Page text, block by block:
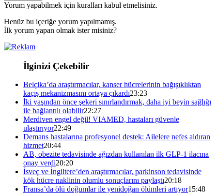
Yorum yapabilmek için kuralları kabul etmelisiniz.
Henüz bu içeriğe yorum yapılmamış.
İlk yorum yapan olmak ister misiniz?
İlginizi Çekebilir
Belçika’da araştırmacılar, kanser hücrelerinin bağışıklıktan
kaçış mekanizmasını ortaya çıkardı23:23
İki yaşından önce şekeri sınırlandırmak, daha iyi beyin sağlığı
ile bağlantılı olabilir22:27
Merdiven engel değil! VIAMED, hastaları güvenle
ulaştırıyor22:49
Demans hastalarına profesyonel destek: Ailelere nefes aldıran
hizmet20:44
AB, obezite tedavisinde ağızdan kullanılan ilk GLP-1 ilacına
onay verdi20:20
İsveç ve İngiltere’den araştırmacılar, parkinson tedavisinde
kök hücre naklinin olumlu sonuçlarını paylaştı20:18
Fransa’da ölü doğumlar ile yenidoğan ölümleri artıyor15:48